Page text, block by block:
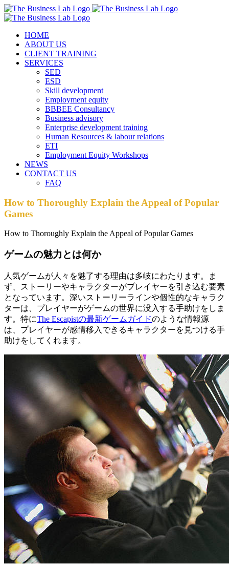
Skip
to
Facebook
Instagram
LinkedIn
HOME
ABOUT US
CLIENT TRAINING
SERVICES
SED
ESD
Skill development
Employment equity
BBBEE Consultancy
Business advisory
Enterprise development training
Human Resources & labour relations
ETI
Employment Equity Workshops
NEWS
CONTACT US
FAQ
How to Thoroughly Explain the Appeal of Popular
Games
How to Thoroughly Explain the Appeal of Popular Games
ゲームの魅力とは何か
人気ゲームが人々を魅了する理由は多岐にわたります。ま
ず、ストーリーやキャラクターがプレイヤーを引き込む要素
となっています。深いストーリーラインや個性的なキャラク
ターは、プレイヤーがゲームの世界に没入する手助けをしま
す。特にThe Escapistの最新ゲームガイドのような情報源
は、プレイヤーが感情移入できるキャラクターを見つける手
助けをしてくれます。